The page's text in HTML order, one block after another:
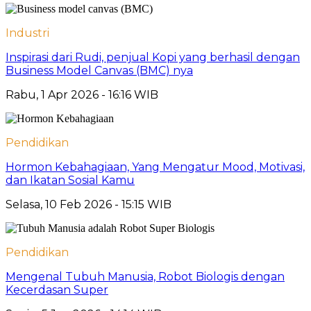
Industri
Inspirasi dari Rudi, penjual Kopi yang berhasil dengan
Business Model Canvas (BMC) nya
Rabu, 1 Apr 2026 - 16:16 WIB
Pendidikan
Hormon Kebahagiaan, Yang Mengatur Mood, Motivasi,
dan Ikatan Sosial Kamu
Selasa, 10 Feb 2026 - 15:15 WIB
Pendidikan
Mengenal Tubuh Manusia, Robot Biologis dengan
Kecerdasan Super